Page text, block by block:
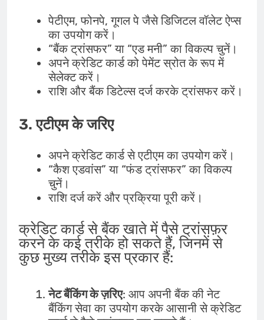
पेटीएम, फोनपे, गूगल पे जैसे डिजिटल वॉलेट ऐप्स
का उपयोग करें।
“बैंक ट्रांसफर” या “एड मनी” का विकल्प चुनें।
अपने क्रेडिट कार्ड को पेमेंट स्रोत के रूप में
सेलेक्ट करें।
राशि और बैंक डिटेल्स दर्ज करके ट्रांसफर करें।
3.एटीएम के जरिए
अपने क्रेडिट कार्ड से एटीएम का उपयोग करें।
“कैश एडवांस” या “फंड ट्रांसफर” का विकल्प
चुनें।
राशि दर्ज करें और प्रक्रिया पूरी करें।
क्रेडिट कार्ड से बैंक खाते में पैसे ट्रांसफ़र
करने के कई तरीके हो सकते हैं, जिनमें से
कुछ मुख्य तरीके इस प्रकार हैं:
नेट बैंकिंग के ज़रिए: आप अपनी बैंक की नेट
बैंकिंग सेवा का उपयोग करके आसानी से क्रेडिट